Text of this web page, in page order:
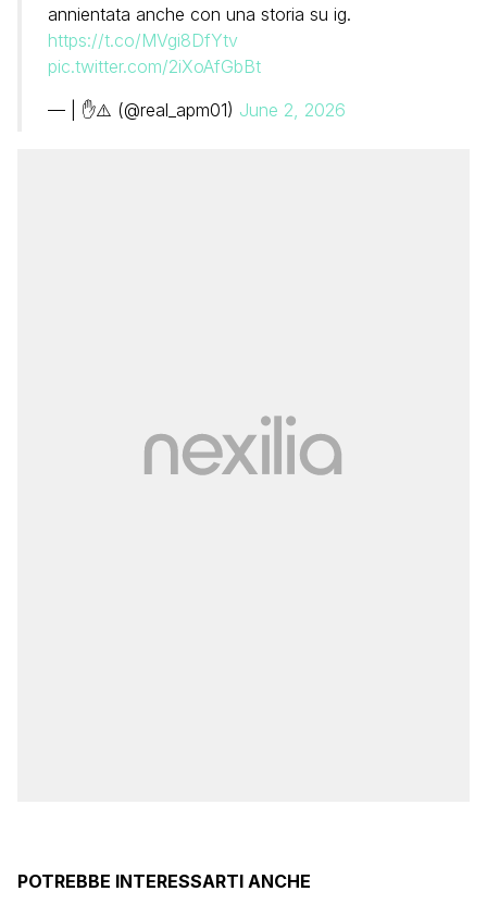
annientata anche con una storia su ig.
https://t.co/MVgi8DfYtv
pic.twitter.com/2iXoAfGbBt
— | ✋⚠️ (@real_apm01) June 2, 2026
POTREBBE INTERESSARTI ANCHE